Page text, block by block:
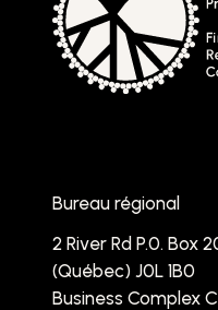
Bureau régional
2 River Rd P.0. Box
(Québec) J0L 1B0
Business Complex